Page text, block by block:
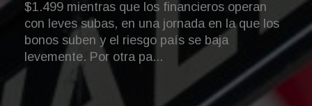
Un especialista en odorología forense declaró
en el juicio por la desaparición del niño y
aseguró que perros entrenados detectaron
rastros del menor en un auto y una camioneta
de María Vi...